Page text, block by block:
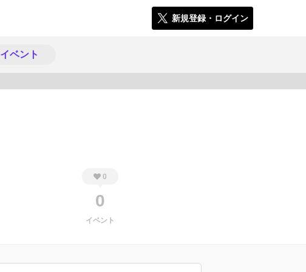
新規登録・ログイン
イベント
0
0
イベント